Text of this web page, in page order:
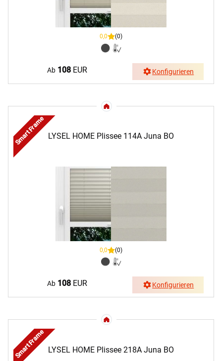
0,0 (0)
Ab 108EUR Konfigurieren
LYSEL HOME Plissee 114A Juna BO
Smart Frame
0,0 (0)
Ab 108EUR Konfigurieren
LYSEL HOME Plissee 218A Juna BO
Smart Frame